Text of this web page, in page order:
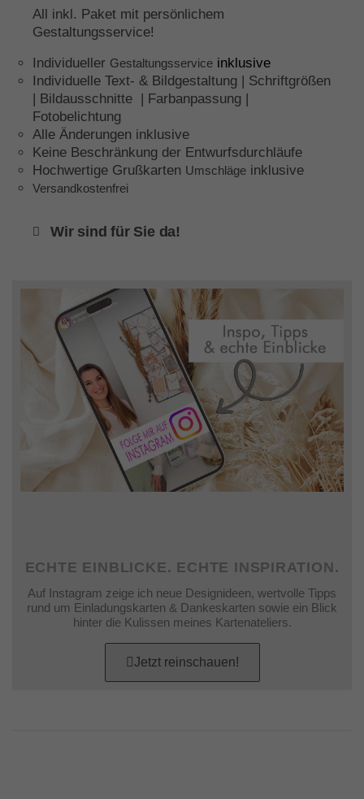
All inkl. Paket mit persönlichem
Gestaltungsservice!
Individueller Gestaltungsservice inklusive
Individuelle Text- & Bildgestaltung | Schriftgrößen
| Bildausschnitte | Farbanpassung |
Fotobelichtung
Alle Änderungen inklusive
Keine Beschränkung der Entwurfsdurchläufe
Hochwertige Grußkarten Umschläge inklusive
Versandkostenfrei
Wir sind für Sie da!
ECHTE EINBLICKE. ECHTE INSPIRATION.
Auf Instagram zeige ich neue Designideen, wertvolle Tipps
rund um Einladungskarten & Dankeskarten sowie ein Blick
hinter die Kulissen meines Kartenateliers.
Jetzt reinschauen!